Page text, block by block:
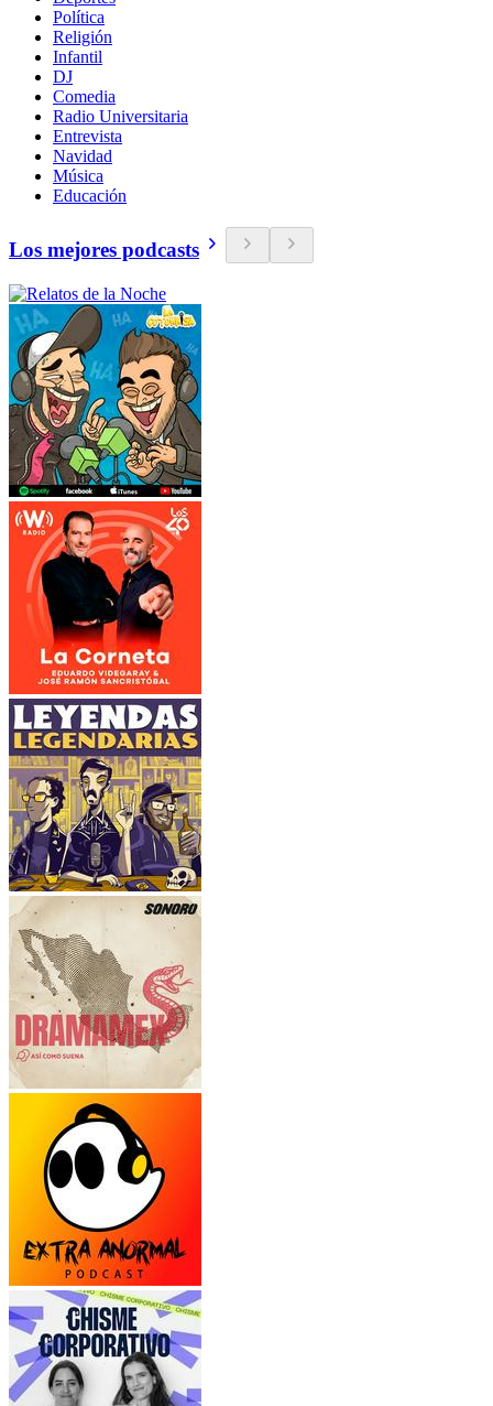
Política
Religión
Infantil
DJ
Comedia
Radio Universitaria
Entrevista
Navidad
Música
Educación
Los mejores podcasts